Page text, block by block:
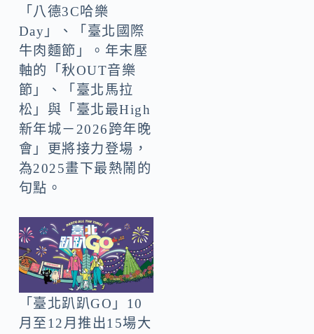
「八德3C哈樂
Day」、「臺北國際
牛肉麵節」。年末壓
軸的「秋OUT音樂
節」、「臺北馬拉
松」與「臺北最High
新年城－2026跨年晚
會」更將接力登場，
為2025畫下最熱鬧的
句點。
「臺北趴趴GO」10
月至12月推出15場大